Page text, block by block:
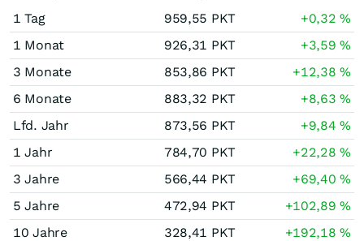
1 Tag 959,55 PKT +0,32%
1 Monat
926,31 PKT +3,59%
3 Monate
853,86 PKT +12,38%
6 Monate
883,32 PKT +8,63%
Lfd. Jahr
873,56 PKT +9,84%
1 Jahr
784,70 PKT +22,28%
3 Jahre
566,44 PKT +69,40%
5 Jahre
472,94 PKT +102,89%
10 Jahre
328,41 PKT +192,18%